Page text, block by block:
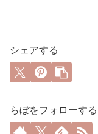
シェアする
らぼをフォローする